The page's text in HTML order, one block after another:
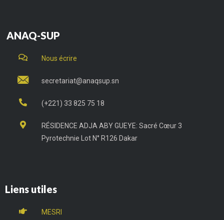
ANAQ-SUP
Nous écrire
secretariat@anaqsup.sn
(+221) 33 825 75 18
RÉSIDENCE ADJA ABY GUEYE: Sacré Cœur 3
Pyrotechnie Lot N° R126 Dakar
Liens utiles
MESRI